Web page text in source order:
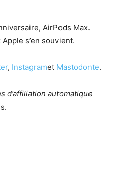
AirPods Max.
s’en souvient.
, Instagramet Mastodonte.
d’affiliation automatique